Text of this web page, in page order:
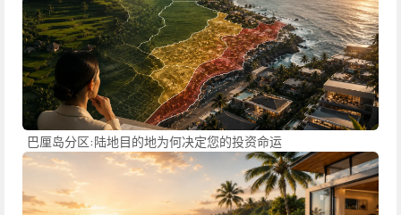
巴厘岛分区:陆地目的地为何决定您的投资命运